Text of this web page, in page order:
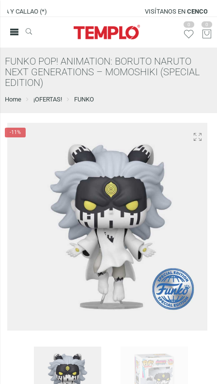
CENCO LIMA SUR
0 0
FUNKO POP! ANIMATION: BORUTO NARUTO
NEXT GENERATIONS – MOMOSHIKI (SPECIAL
EDITION)
Home ¡OFERTAS! FUNKO
-11%